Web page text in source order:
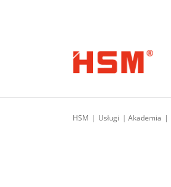
HSM Usługi Akademia